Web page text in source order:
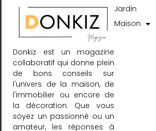
Donkiz est un magazine
collaboratif qui donne plein
de bons conseils sur
l'univers de la maison, de
l'immobilier ou encore de
la décoration. Que vous
soyez un passionné ou un
amateur, les réponses à
Jardin
Maison